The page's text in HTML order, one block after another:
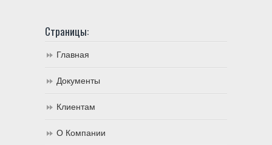
Страницы:
Главная
Документы
Клиентам
О Компании